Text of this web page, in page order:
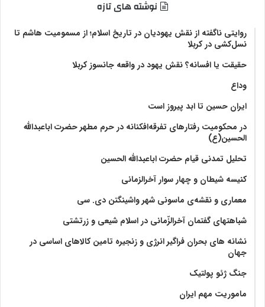
نوشته های تازه
روایتی ناگفته از نقش یهودیان در تاریخ اسلام؛ از مسمومیت هاشم تا
نسل‌کشی در کربلا
حقیقت یا افسانه؟‌ نقش یهود در واقعه جانسوز کربلا
وداع
ایران حسین تا ابد پیروز است
در محکومیت رفتارهای تفرقه‌افکنانه در حرم مطهر حضرت اباعبدالله
الحسین(ع)
تحلیل تمدنی قیام حضرت اباعبدالله الحسین
کنیسه شیطان و چهار سوار آخرالزمانی
معماری و نقشه‌ی ماسونی شهر واشينگتن دی. سی
شباهتهای گفتمان آخر‌الزّمانی در اسلام شیعی و زرتشتی
نشانه های بحران فراگیر انرژی و زنجیره تامین کالاهای اساسی در
جهان
جنگ ژئو پولتیک
ماموریت مهم ایران